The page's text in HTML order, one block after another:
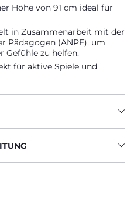
Höhe von 91 cm ideal für
in Zusammenarbeit mit der
Pädagogen (ANPE), um
Gefühle zu helfen.
für aktive Spiele und